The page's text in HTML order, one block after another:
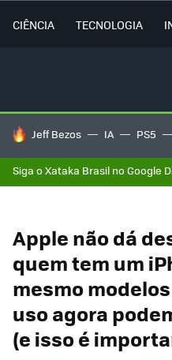
CIÊNCIA TECNOLOGIA
TENDÊNCIAS DO DIA
Jeff Bezos IA PS5
Siga o Xataka Brasil no Google
Apple não dá
quem tem um
mesmo modelos
uso agora
(e isso é